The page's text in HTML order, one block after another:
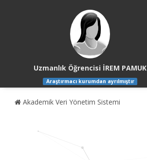
Uzmanlık Öğrencisi İREM PAMUK
Araştırmacı kurumdan ayrılmıştır
Akademik Veri Yönetim Sistemi